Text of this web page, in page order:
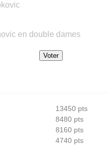
coach avait une autre
08/08
08/08
russe à une Ukrainienne
en double dames
13450 pts
8480 pts
8160 pts
4740 pts